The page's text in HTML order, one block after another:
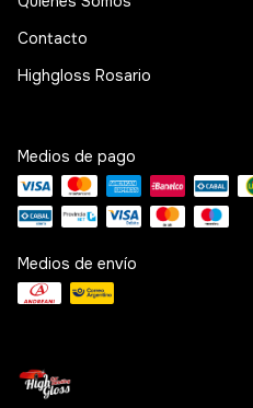
Contacto
Highgloss Rosario
Medios de pago
Medios de envío